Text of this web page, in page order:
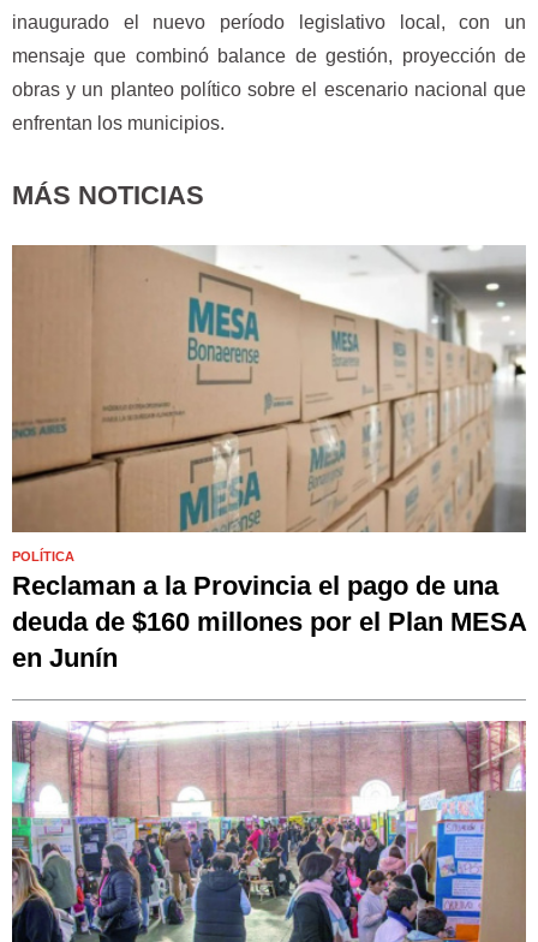
inaugurado el nuevo período legislativo local, con un
mensaje que combinó balance de gestión, proyección de
obras y un planteo político sobre el escenario nacional que
enfrentan los municipios.
MÁS NOTICIAS
POLÍTICA
Reclaman a la Provincia el pago de una
deuda de $160 millones por el Plan MESA
en Junín